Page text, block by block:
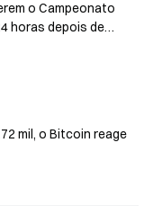
o Campeonato
horas depois de
mil, o Bitcoin reage